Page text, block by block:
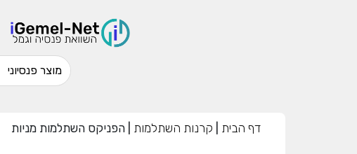
דף הבית קרנות השתלמות הפניקס השתלמות מניות